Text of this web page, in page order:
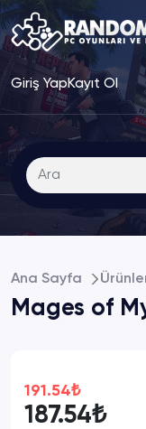
Giriş YapKayıt Ol
Ana Sayfa
Mages of
191.54₺
187.54₺